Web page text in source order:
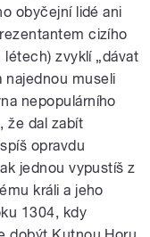
obyčejní lidé ani
cizího
zvyklí „dávat
najednou museli
nepopulárního
že dal zabít
opravdu
jednou vypustíš z
králi a jeho
1304, kdy